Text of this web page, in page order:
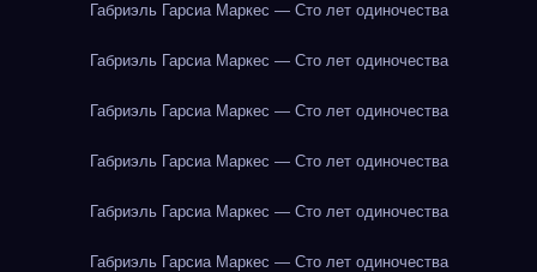
Габриэль Гарсиа Маркес — Сто лет одиночества
Габриэль Гарсиа Маркес — Сто лет одиночества
Габриэль Гарсиа Маркес — Сто лет одиночества
Габриэль Гарсиа Маркес — Сто лет одиночества
Габриэль Гарсиа Маркес — Сто лет одиночества
Габриэль Гарсиа Маркес — Сто лет одиночества